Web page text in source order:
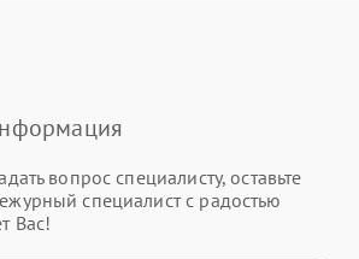
вопрос специалисту, оставьте
специалист с радостью
Вас!